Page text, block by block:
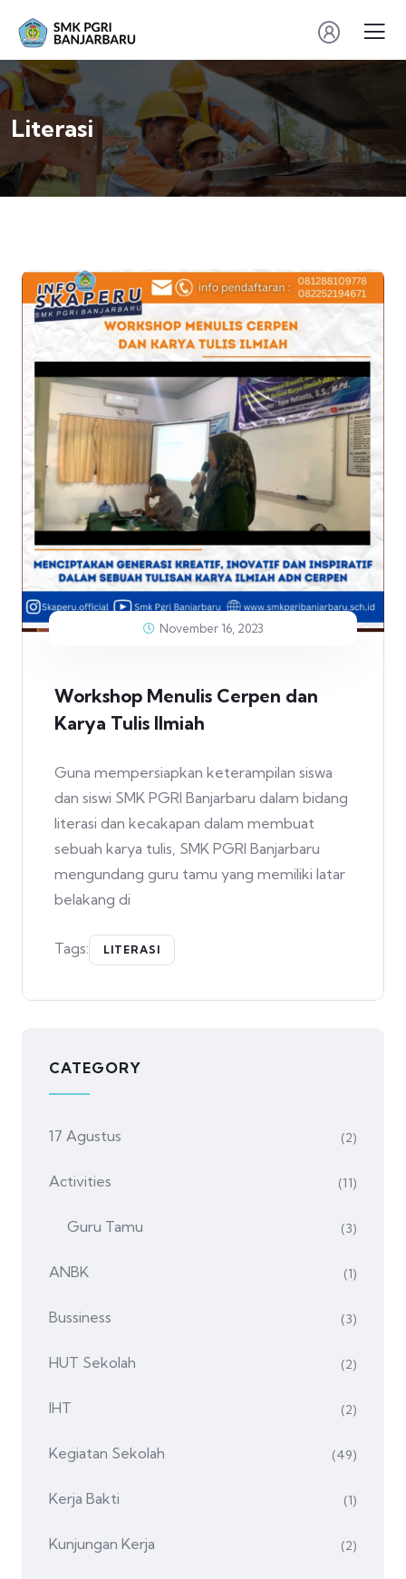
Literasi
November 16, 2023
Workshop Menulis Cerpen dan
Karya Tulis Ilmiah
Guna mempersiapkan keterampilan siswa
dan siswi SMK PGRI Banjarbaru dalam bidang
literasi dan kecakapan dalam membuat
sebuah karya tulis, SMK PGRI Banjarbaru
mengundang guru tamu yang memiliki latar
belakang di
Tags: LITERASI
CATEGORY
17 Agustus (2)
Activities (11)
Guru Tamu (3)
ANBK (1)
Bussiness (3)
HUT Sekolah (2)
IHT (2)
Kegiatan Sekolah (49)
Kerja Bakti (1)
Kunjungan Kerja (2)